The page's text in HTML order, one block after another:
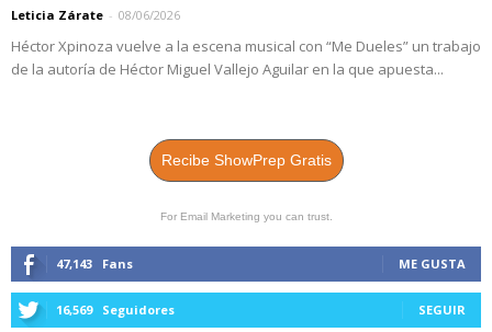
Leticia Zárate - 08/06/2026
Héctor Xpinoza vuelve a la escena musical con “Me Dueles” un trabajo
de la autoría de Héctor Miguel Vallejo Aguilar en la que apuesta...
Recibe ShowPrep Gratis
For Email Marketing you can trust.
47,143 Fans ME GUSTA
16,569 Seguidores SEGUIR